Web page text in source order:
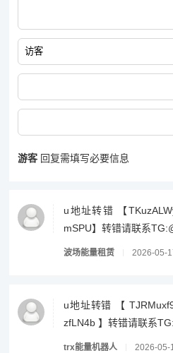
游客 回复需填写必要信息
u地址转错 【
mSPU】转错请联系
波场能量租赁 2026-05-
u地址转错 【
zfLN4b 】转错请联系
trx能量机器人 2026-05-